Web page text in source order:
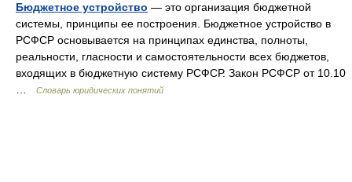
Бюджетное устройство — это организация бюджетной
системы, принципы ее построения. Бюджетное устройство в
РСФСР основывается на принципах единства, полноты,
реальности, гласности и самостоятельности всех бюджетов,
входящих в бюджетную систему РСФСР. Закон РСФСР от 10.10
Словарь юридических понятий